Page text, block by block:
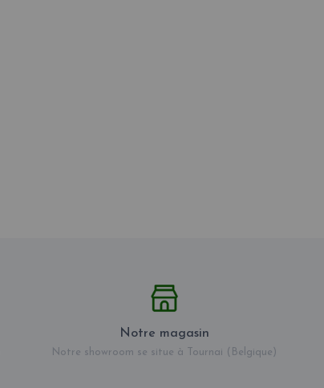
Notre magasin
Notre showroom se situe à Tournai (Belgique)